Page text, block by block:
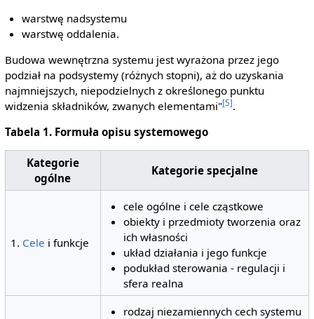
warstwę nadsystemu
warstwę oddalenia.
Budowa wewnętrzna systemu jest wyrażona przez jego
podział na podsystemy (różnych stopni), aż do uzyskania
najmniejszych, niepodzielnych z określonego punktu
widzenia składników, zwanych elementami"[5].
Tabela 1. Formuła opisu systemowego
Kategorie
ogólne
Kategorie specjalne
1. Cele i funkcje
cele ogólne i cele cząstkowe
obiekty i przedmioty tworzenia oraz
ich własności
układ działania i jego funkcje
podukład sterowania - regulacji i
sfera realna
rodzaj niezamiennych cech systemu